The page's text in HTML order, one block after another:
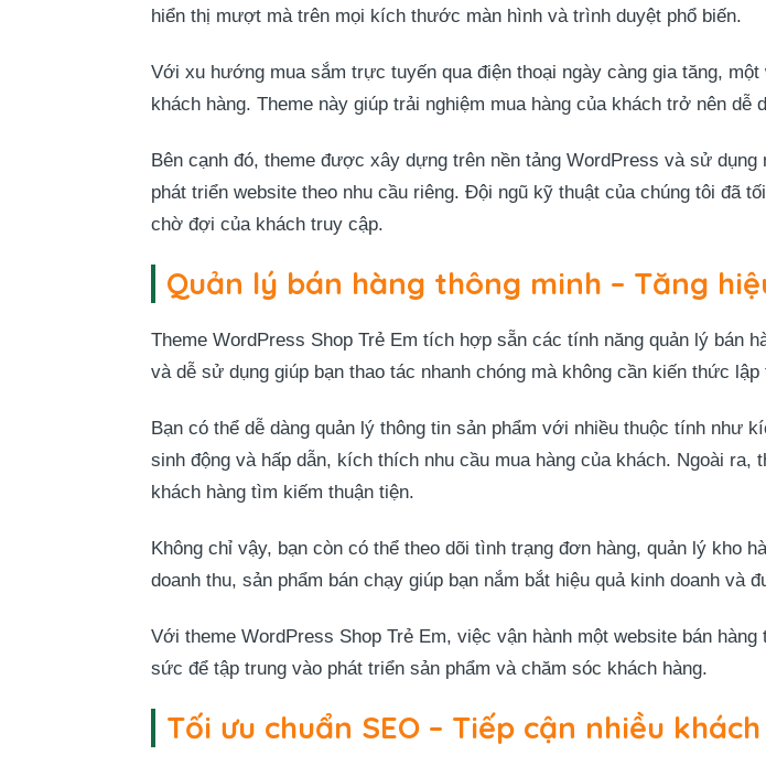
hiển thị mượt mà trên mọi kích thước màn hình và trình duyệt phổ biến.
Với xu hướng mua sắm trực tuyến qua điện thoại ngày càng gia tăng,
khách hàng. Theme này giúp trải nghiệm mua hàng của khách trở nên dễ
Bên cạnh đó, theme được xây dựng trên nền tảng WordPress và sử
phát triển website theo nhu cầu riêng. Đội ngũ kỹ thuật của chúng tôi đã
chờ đợi của khách truy cập.
Quản lý bán hàng thông minh – Tăng
Theme WordPress Shop Trẻ Em tích hợp sẵn các tính năng quản lý bán
và dễ sử dụng giúp bạn thao tác nhanh chóng mà không cần kiến thức lập
Bạn có thể dễ dàng quản lý thông tin sản phẩm với nhiều thuộc tính
sinh động và hấp dẫn, kích thích nhu cầu mua hàng của khách. Ngoài
khách hàng tìm kiếm thuận tiện.
Không chỉ vậy, bạn còn có thể theo dõi tình trạng đơn hàng, quản lý kho
doanh thu, sản phẩm bán chạy giúp bạn nắm bắt hiệu quả kinh doanh và
Với theme WordPress Shop Trẻ Em, việc vận hành một website bán
sức để tập trung vào phát triển sản phẩm và chăm sóc khách hàng.
Tối ưu chuẩn SEO – Tiếp cận nhiều